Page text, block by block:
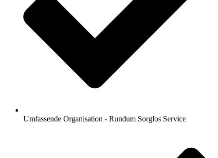
Umfassende Organisation - Rundum Sorglos Service